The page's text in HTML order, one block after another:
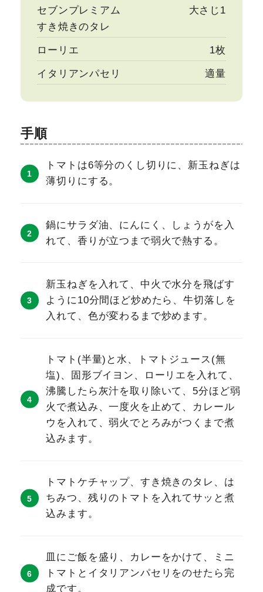
セブンプレミアム
すき焼きのタレ
大さじ1
ローリエ 1枚
イタリアンパセリ 適量
手順
トマトは6等分のくし切りに、新玉ねぎは
薄切りにする。
鍋にサラダ油、にんにく、しょうがを入
れて、香りが立つまで弱火で熱する。
新玉ねぎを入れて、中火で水分を飛ばす
ように10分間ほど炒めたら、牛切落しを
入れて、色が変わるまで炒めます。
トマト(半量)と水、トマトジュース(無
塩)、固形ブイヨン、ローリエを入れて、
沸騰したら灰汁を取り除いて、5分ほど弱
火で煮込み、一度火を止めて、カレール
ウを入れて、弱火でとろみがつくまで煮
込みます。
トマトケチャップ、すき焼きのタレ、は
ちみつ、残りのトマトを入れてサッと煮
込みます。
皿にご飯を盛り、カレーをかけて、ミニ
トマトとイタリアンパセリをのせたら完
成です。